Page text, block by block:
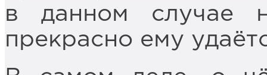
в данном случае
прекрасно ему